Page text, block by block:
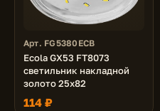
Арт. FG5380ECB
Ecola GX53 FT8073
светильник накладной
золото 25x82
114 ₽